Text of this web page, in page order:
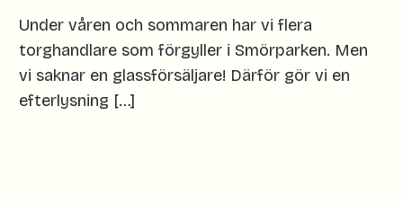
Under våren och sommaren har vi flera
torghandlare som förgyller i Smörparken. Men
vi saknar en glassförsäljare! Därför gör vi en
efterlysning […]